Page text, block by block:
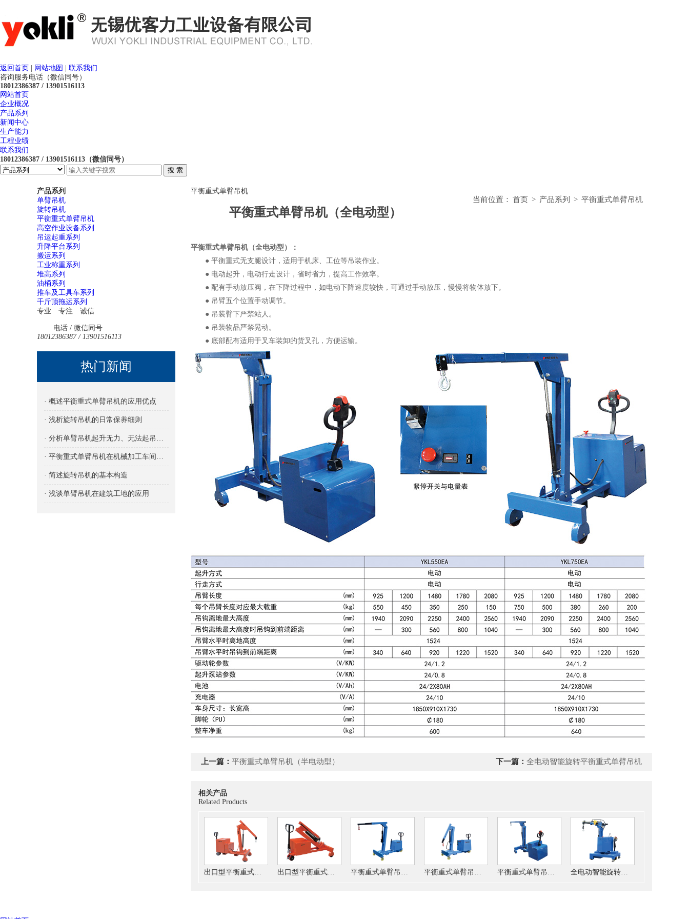
返回首页 网站地图
联系我们
咨询服务电话（微信同号）
18012386387 / 13901516113
网站首页
企业概况
产品系列
新闻中心
生产能力
工程业绩
联系我们
18012386387 / 13901516113（微信同号）
产品系列
单臂吊机
旋转吊机
平衡重式单臂吊机
高空作业设备系列
吊运起重系列
升降平台系列
搬运系列
工业称重系列
堆高系列
油桶系列
推车及工具车系列
千斤顶拖运系列
专业 专注 诚信
电话 / 微信同号
18012386387 / 13901516113
热门新闻
· 概述平衡重式单臂吊机的应用优点
· 浅析旋转吊机的日常保养细则
· 分析单臂吊机起升无力、无法起吊的原因及解决方法
· 平衡重式单臂吊机在机械加工车间的应用
· 简述旋转吊机的基本构造
· 浅谈单臂吊机在建筑工地的应用
平衡重式单臂吊机
当前位置： 首页 > 产品系列 > 平衡重式单臂吊机
平衡重式单臂吊机（全电动型）
平衡重式单臂吊机（全电动型）：
● 平衡重式无支腿设计，适用于机床、工位等吊装作业。
● 电动起升，电动行走设计，省时省力，提高工作效率。
● 配有手动放压阀，在下降过程中，如电动下降速度较快，可通过手动放压，慢慢将物体放下。
● 吊臂五个位置手动调节。
● 吊装臂下严禁站人。
● 吊装物品严禁晃动。
● 底部配有适用于叉车装卸的货叉孔，方便运输。
上一篇： 平衡重式单臂吊机（半电动型） 下一篇： 全电动智能旋转平衡重式单臂吊机
相关产品
Related Products
出口型平衡重式单臂吊机（半电动型） 出口型平衡重式单臂吊机（手动液压） 平衡重式单臂吊机（手动液压） 平衡重式单臂吊机（半电动型） 平衡重式单臂吊机（全电动型） 全电动智能旋转平衡重式单臂吊机